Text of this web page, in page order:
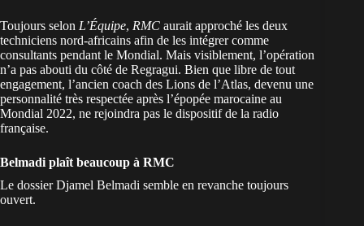
Toujours selon L’Équipe, RMC aurait approché les deux
techniciens nord-africains afin de les intégrer comme
consultants pendant le Mondial. Mais visiblement, l’opération
n’a pas abouti du côté de Regragui. Bien que libre de tout
engagement, l’ancien coach des Lions de l’Atlas, devenu une
personnalité très respectée après l’épopée marocaine au
Mondial 2022, ne rejoindra pas le dispositif de la radio
française.
Belmadi plaît beaucoup à RMC
Le dossier Djamel Belmadi semble en revanche toujours
ouvert.